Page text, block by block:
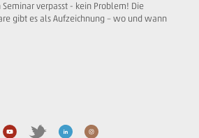
verpasst - kein Problem! Die
gibt es als Aufzeichnung – wo und wann